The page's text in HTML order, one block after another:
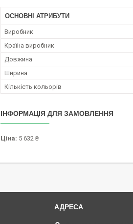
ОСНОВНІ АТРИБУТИ
Виробник
Країна виробник
Довжина
Ширина
Кількість кольорів
ІНФОРМАЦІЯ ДЛЯ ЗАМОВЛЕННЯ
Ціна: 5 632 ₴